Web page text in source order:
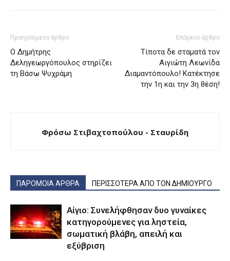
Προηγούμενο άρθρο
Ο Δημήτρης
Δεληγεωργόπουλος στηρίζει
τη Βάσω Ψυχράμη
Επόμενο άρθρο
Τίποτα δε σταματά τον
Αιγιώτη Λεωνίδα
Διαμαντόπουλο! Κατέκτησε
την 1η και την 3η θέση!
Φρόσω Στιβαχτοπούλου - Σταυρίδη
ΠΑΡΟΜΟΙΑ ΑΡΘΡΑ ΠΕΡΙΣΣΟΤΕΡΑ ΑΠΟ ΤΟΝ ΔΗΜΙΟΥΡΓΟ
Αίγιο: Συνελήφθησαν δυο γυναίκες
κατηγορούμενες για ληστεία,
σωματική βλάβη, απειλή και
εξύβριση